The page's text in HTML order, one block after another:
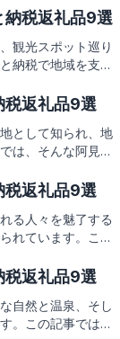
ついてご紹介しま
納税返礼品9選
観光スポット巡り
納税で地域を支
税返礼品9選
として知られ、地
は、そんな阿見町
税返礼品9選
る人々を魅了する
れています。この
てご紹介します。
税返礼品9選
自然と温泉、そし
。この記事では、